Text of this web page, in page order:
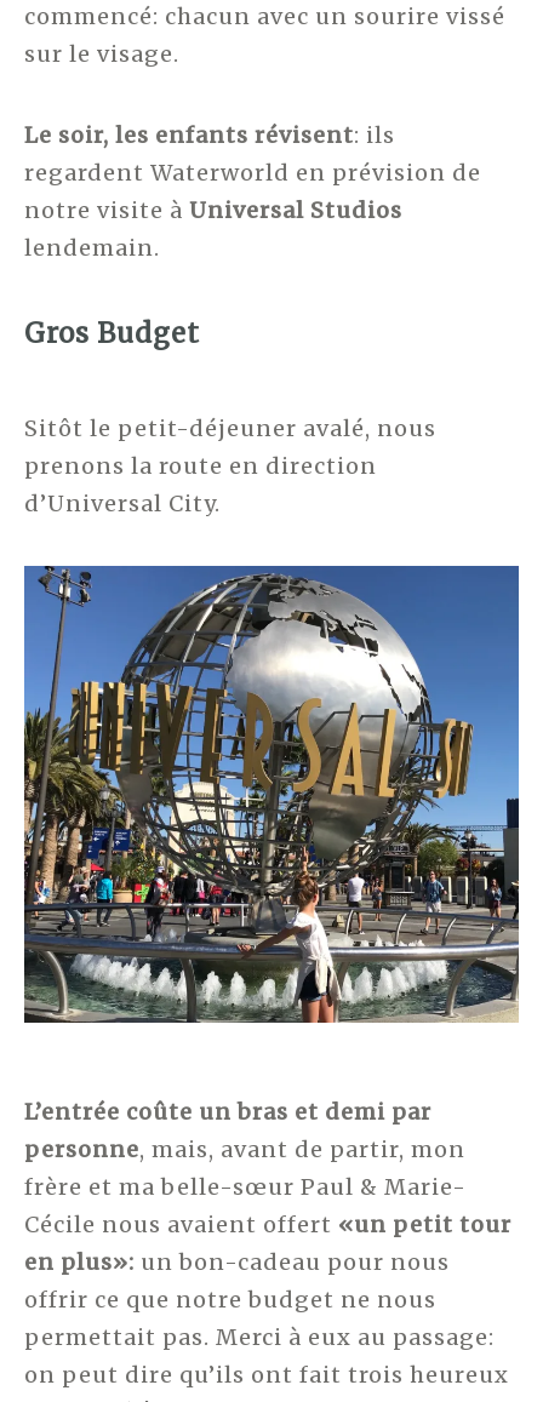
commencé: chacun avec un sourire vissé
sur le visage.
Le soir, les enfants révisent: ils
regardent Waterworld en prévision de
notre visite à Universal Studios
lendemain.
Gros Budget
Sitôt le petit-déjeuner avalé, nous
prenons la route en direction
d’Universal City.
L’entrée coûte un bras et demi par
personne, mais, avant de partir, mon
frère et ma belle-sœur Paul & Marie-
Cécile nous avaient offert «un petit tour
en plus»: un bon-cadeau pour nous
offrir ce que notre budget ne nous
permettait pas. Merci à eux au passage:
on peut dire qu’ils ont fait trois heureux